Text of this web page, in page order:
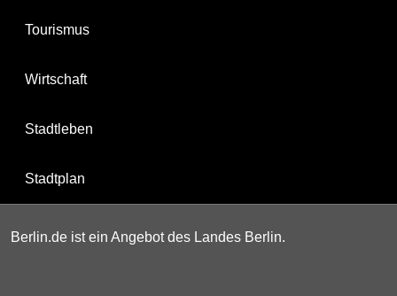
Tourismus
Wirtschaft
Stadtleben
Stadtplan
Berlin.de ist ein Angebot des Landes Berlin.